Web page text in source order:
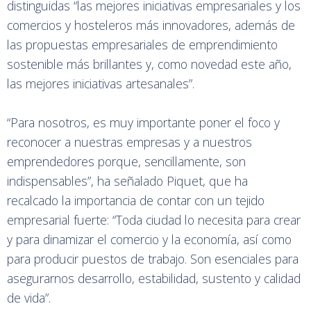
distinguidas “las mejores iniciativas empresariales y los
comercios y hosteleros más innovadores, además de
las propuestas empresariales de emprendimiento
sostenible más brillantes y, como novedad este año,
las mejores iniciativas artesanales”.
“Para nosotros, es muy importante poner el foco y
reconocer a nuestras empresas y a nuestros
emprendedores porque, sencillamente, son
indispensables”, ha señalado Piquet, que ha
recalcado la importancia de contar con un tejido
empresarial fuerte: “Toda ciudad lo necesita para crear
y para dinamizar el comercio y la economía, así como
para producir puestos de trabajo. Son esenciales para
asegurarnos desarrollo, estabilidad, sustento y calidad
de vida”.